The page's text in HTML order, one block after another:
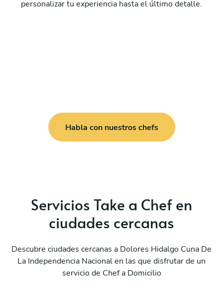
personalizar tu experiencia hasta el último detalle.
Habla con nuestros chefs
Servicios Take a Chef en
ciudades cercanas
Descubre ciudades cercanas a Dolores Hidalgo Cuna De
La Independencia Nacional en las que disfrutar de un
servicio de Chef a Domicilio